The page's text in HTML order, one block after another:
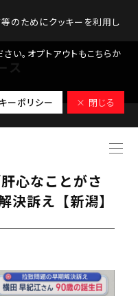
のためにクッキーを利用し
い。オプトアウトもこちらか
ーポリシー × 閉じる
さんの母・早紀
心なことがさ
決訴え【新潟】